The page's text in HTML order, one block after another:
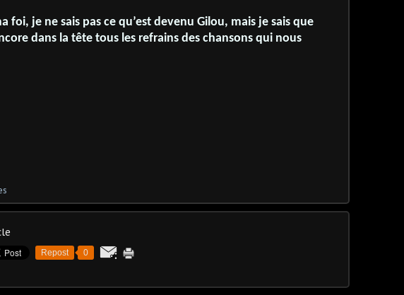
foi, je ne sais pas ce qu’est devenu Gilou, mais je sais que
dans la tête tous les refrains des chansons qui nous
Repost 0